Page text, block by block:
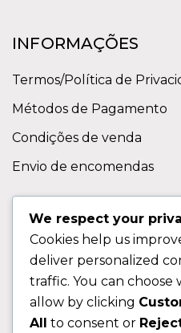
INFORMAÇÕES
Termos/Política de
Métodos de Pagamento
Condições de venda
Envio de encomendas
Contactos
Sobre nos
FAQ (Perguntas
We respect your
Cookies help us
deliver personalized
traffic. You can choose
allow by clicking
All to consent or